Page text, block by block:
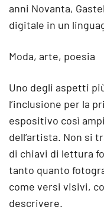
anni Novanta,
digitale in un
Moda, arte, poesia
Uno degli aspetti
l’inclusione per la
espositivo così
dell’artista. Non si
di chiavi di lettura
tanto quanto
come versi visivi,
descrivere.